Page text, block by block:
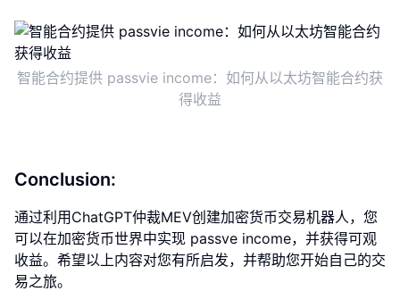
智能合约提供 passvie income：如何从以太坊智能合约获
得收益
Conclusion:
通过利用ChatGPT仲裁MEV创建加密货币交易机器人，您
可以在加密货币世界中实现 passve income，并获得可观
收益。希望以上内容对您有所启发，并帮助您开始自己的交
易之旅。